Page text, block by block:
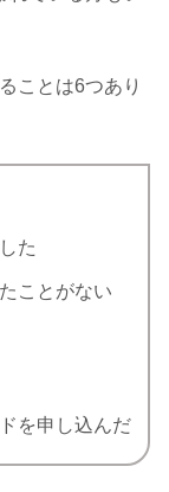
ことは6つあり
た
ことがない
を申し込んだ